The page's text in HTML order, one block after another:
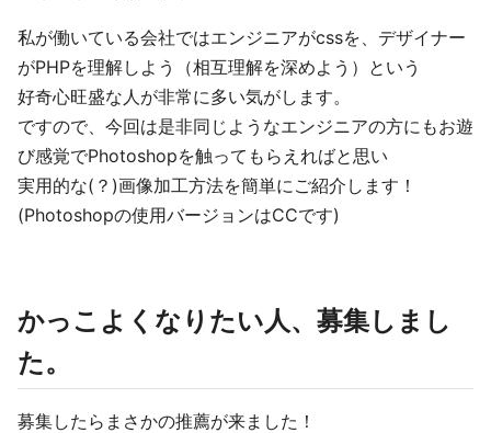
私が働いている会社ではエンジニアがcssを、デザイナー
がPHPを理解しよう（相互理解を深めよう）という
好奇心旺盛な人が非常に多い気がします。
ですので、今回は是非同じようなエンジニアの方にもお遊
び感覚でPhotoshopを触ってもらえればと思い
実用的な(？)画像加工方法を簡単にご紹介します！
(Photoshopの使用バージョンはCCです)
かっこよくなりたい人、募集しまし
た。
募集したらまさかの推薦が来ました！